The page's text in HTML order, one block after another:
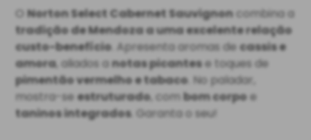
ONorton Select Cabernet Sauvignon combina a
tradição de Mendoza a uma excelente relação
custo-benefício . Apresenta aromas decassis e
amora, aliados anotas picantese toques de
pimentão vermelho e tabaco . No paladar,
mostra-seestruturado, combom corpoe
taninos integrados. Garanta o seu!